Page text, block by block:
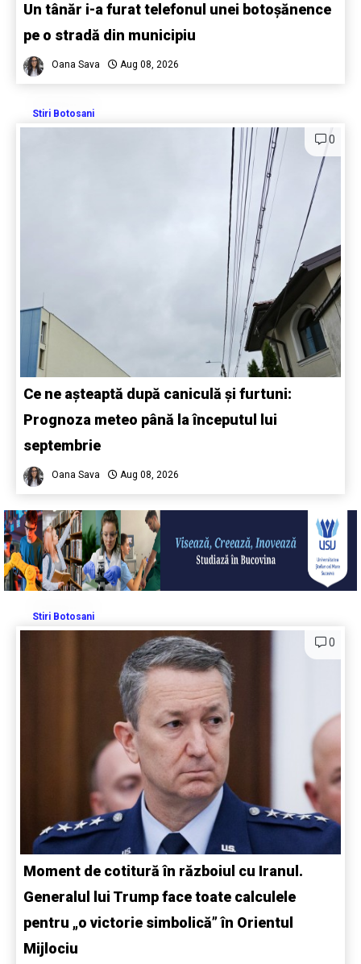
Un tânăr i-a furat telefonul unei botoșănence
pe o stradă din municipiu
Oana Sava Aug 08, 2026
Stiri Botosani
0
Ce ne așteaptă după caniculă și furtuni:
Prognoza meteo până la începutul lui
septembrie
Oana Sava Aug 08, 2026
Stiri Botosani
0
Moment de cotitură în războiul cu Iranul.
Generalul lui Trump face toate calculele
pentru „o victorie simbolică” în Orientul
Mijlociu